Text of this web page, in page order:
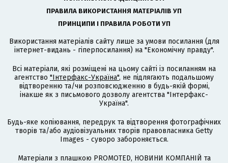
ПРАВИЛА ВИКОРИСТАННЯ МАТЕРІАЛІВ УП
ПРИНЦИПИ І ПРАВИЛА РОБОТИ УП
Використання матеріалів сайту лише за умови посилання (для
інтернет-видань - гіперпосилання) на "Економічну правду".
Всі матеріали, які розміщені на цьому сайті із посиланням на
агентство "Інтерфакс-Україна", не підлягають подальшому
відтворенню та/чи розповсюдженню в будь-якій формі,
інакше як з письмового дозволу агентства "Інтерфакс-
Україна".
Будь-яке копіювання, передрук та відтворення фотографічних
творів та/або аудіовізуальних творів правовласника Getty
Images - суворо забороняється.
Матеріали з плашкою PROMOTED, НОВИНИ КОМПАНІЙ та